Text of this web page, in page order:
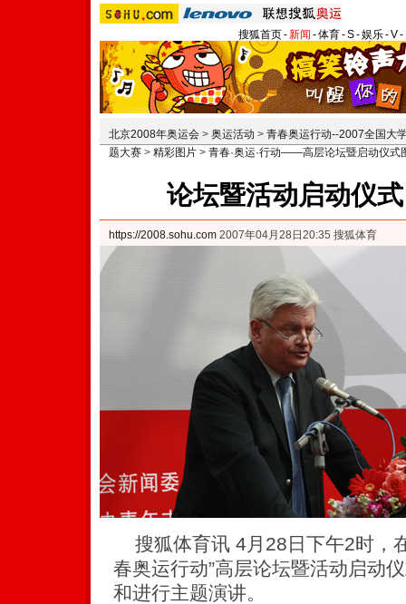
搜狐首页-新闻 -体育-S-娱乐-V-
北京2008年奥运会 > 奥运活动 > 青春奥运行动--2007全国大
题大赛 > 精彩图片 > 青春·奥运·行动——高层论坛暨启动仪式
论坛暨活动启动仪
https://2008.sohu.com 2007年04月28日20:35 搜狐体育
搜狐体育讯 4月28日下午2时，
春奥运行动”高层论坛暨活动启动
和进行主题演讲。